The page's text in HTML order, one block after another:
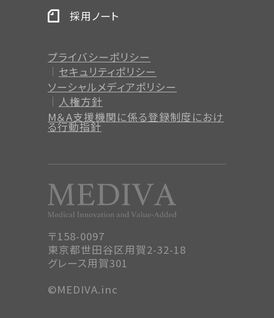
〒158-0097
東京都世田谷区用賀2-32-18
グレース用賀301
プライバシーポリシー
セキュリティポリシー
ソーシャルメディアポリシー
人権方針
M＆A支援機関に係る登録制度におけ
る行動指針
採用ノート
©MEDIVA.inc